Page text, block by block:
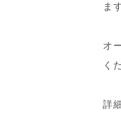
ま
オ
く
詳